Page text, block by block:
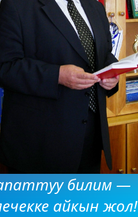
билим —
айкын жол!